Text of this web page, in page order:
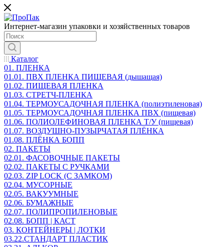
Интернет-магазин упаковки и хозяйственных товаров
Каталог
01. ПЛЕНКА
01.01. ПВХ ПЛЕНКА ПИЩЕВАЯ (дышащая)
01.02. ПИЩЕВАЯ ПЛЕНКА
01.03. СТРЕТЧ-ПЛЕНКА
01.04. ТЕРМОУСАДОЧНАЯ ПЛЕНКА (полиэтиленовая)
01.05. ТЕРМОУСАДОЧНАЯ ПЛЕНКА ПВХ (пищевая)
01.06. ПОЛИОЛЕФИНОВАЯ ПЛЕНКА Т/У (пищевая)
01.07. ВОЗДУШНО-ПУЗЫРЧАТАЯ ПЛЁНКА
01.08. ПЛЁНКА БОПП
02. ПАКЕТЫ
02.01. ФАСОВОЧНЫЕ ПАКЕТЫ
02.02. ПАКЕТЫ С РУЧКАМИ
02.03. ZIP LOСK (С ЗАМКОМ)
02.04. МУСОРНЫЕ
02.05. ВАКУУМНЫЕ
02.06. БУМАЖНЫЕ
02.07. ПОЛИПРОПИЛЕНОВЫЕ
02.08. БОПП | КАСТ
03. КОНТЕЙНЕРЫ | ЛОТКИ
03.22.СТАНДАРТ ПЛАСТИК